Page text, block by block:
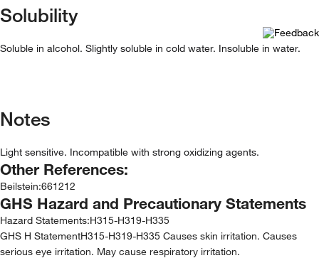
Solubility
Soluble in alcohol. Slightly soluble in cold water. Insoluble in water.
Notes
Light sensitive. Incompatible with strong oxidizing agents.
Other References:
Beilstein:661212
GHS Hazard and Precautionary Statements
Hazard Statements:H315-H319-H335
GHS H StatementH315-H319-H335 Causes skin irritation. Causes
serious eye irritation. May cause respiratory irritation.